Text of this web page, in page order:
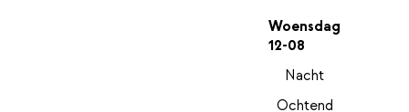
Woensdag
12-08
Nacht
Ochtend